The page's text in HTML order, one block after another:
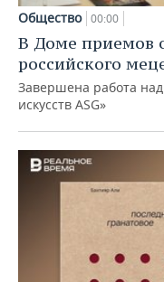
Общество 00:00
В Доме приемов
российского
Завершена работа
искусств ASG»